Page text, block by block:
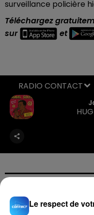
surveillance policière
Téléchargez
sur
et
FIL D'ACTU
Le respect de